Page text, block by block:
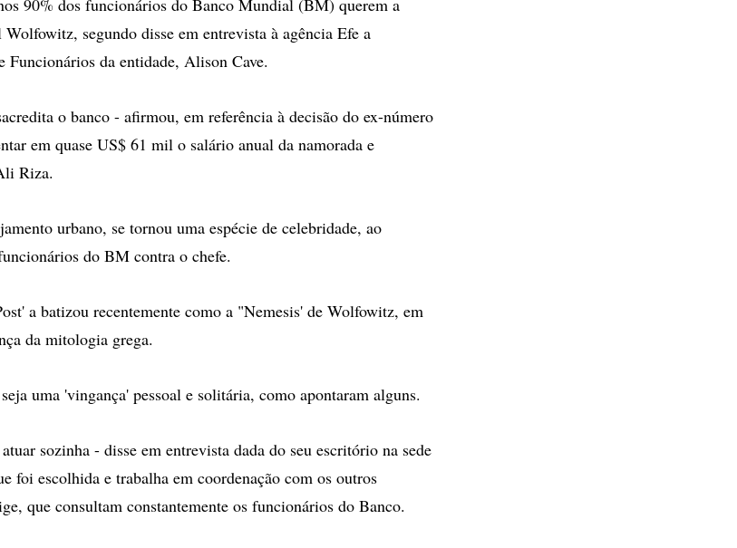
90% dos funcionários do Banco Mundial (BM) querem a
segundo disse em entrevista à agência Efe a
Funcionários da entidade, Alison Cave.
o banco - afirmou, em referência à decisão do ex-número
em quase US$ 61 mil o salário anual da namorada e
Riza.
urbano, se tornou uma espécie de celebridade, ao
do BM contra o chefe.
a batizou recentemente como a "Nemesis' de Wolfowitz, em
da mitologia grega.
uma 'vingança' pessoal e solitária, como apontaram alguns.
sozinha - disse em entrevista dada do seu escritório na sede
foi escolhida e trabalha em coordenação com os outros
que consultam constantemente os funcionários do Banco.